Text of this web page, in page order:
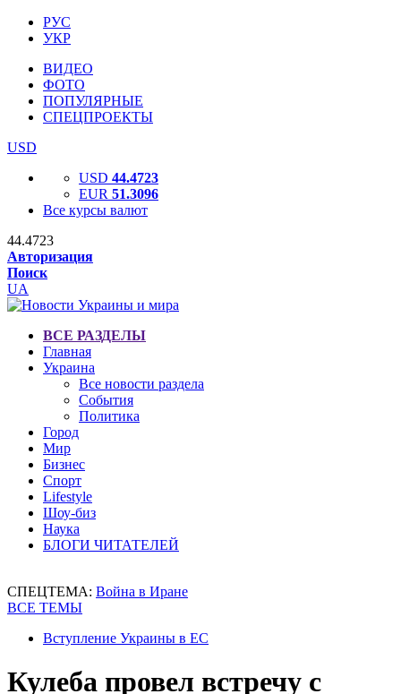
РУС
УКР
ВИДЕО
ФОТО
ПОПУЛЯРНЫЕ
СПЕЦПРОЕКТЫ
USD
USD 44.4723
EUR 51.3096
Все курсы валют
44.4723
Авторизация
Поиск
UA
ВСЕ РАЗДЕЛЫ
Главная
Украина
Все новости раздела
События
Политика
Город
Мир
Бизнес
Спорт
Lifestyle
Шоу-биз
Наука
БЛОГИ ЧИТАТЕЛЕЙ
СПЕЦТЕМА: Война в Иране
ВСЕ ТЕМЫ
Вступление Украины в ЕС
Кулеба провел встречу с